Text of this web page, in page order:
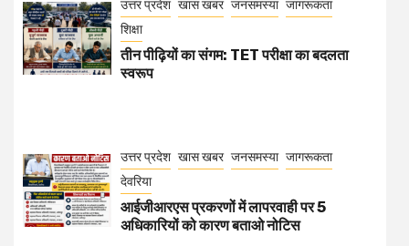
उत्तर प्रदेश खास खबर जनसमस्या जागरूकता
शिक्षा
तीन पीढ़ियों का संगम: TET परीक्षा का बदलता
स्वरूप
उत्तर प्रदेश खास खबर जनसमस्या जागरूकता
देवरिया
आईजीआरएस प्रकरणों में लापरवाही पर 5
अधिकारियों को कारण बताओ नोटिस